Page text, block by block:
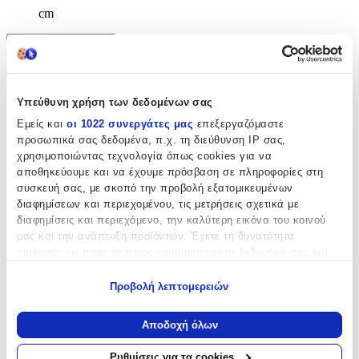
Υπεύθυνη χρήση των δεδομένων σας
Εμείς και οι 1022 συνεργάτες μας επεξεργαζόμαστε
προσωπικά σας δεδομένα, π.χ. τη διεύθυνση IP σας,
χρησιμοποιώντας τεχνολογία όπως cookies για να
αποθηκεύουμε και να έχουμε πρόσβαση σε πληροφορίες στη
συσκευή σας, με σκοπό την προβολή εξατομικευμένων
διαφημίσεων και περιεχομένου, τις μετρήσεις σχετικά με
διαφημίσεις και περιεχόμενο, την καλύτερη εικόνα του κοινού
μας και την ανάπτυξη προϊόντων. Έχετε τη δυνατότητα
Να συλλέξουμε πληροφορίες σχετικά με τη γεωγραφική
σας τοποθεσία, οι οποίες μπορεί να είναι ακριβείς σε
απόσταση μερικών μέτρων
Προβολή λεπτομερειών
Αποδοχή όλων
cm
Χαρακτηριστικά
Χαρακτηριστικά
Κατασκευαστής
Must
Βασικά Χαρακτηριστικά
Χρώμα:
Τύπος: